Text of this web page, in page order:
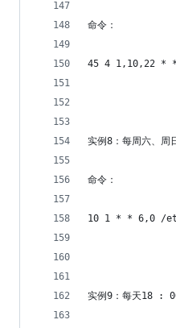
命令：
45 4 1,10,22
实例8：每周六、
命令：
10 1 * * 6,0 /
实例9：每天18 :